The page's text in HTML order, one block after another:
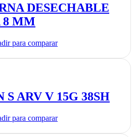
DESECHABLE
8 MM
para comparar
S ARV V 15G 38SH
para comparar